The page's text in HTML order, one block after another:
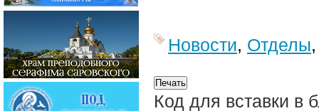
Новости, Отделы
Код для вставки в